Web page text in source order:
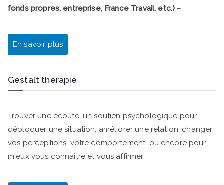
fonds propres, entreprise, France Travail, etc.) –
En savoir plus
Gestalt thérapie
Trouver une écoute, un soutien psychologique pour
débloquer une situation, améliorer une relation, changer
vos perceptions, votre comportement, ou encore pour
mieux vous connaître et vous affirmer.